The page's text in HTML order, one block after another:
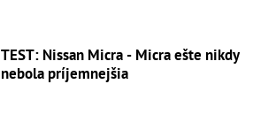
TEST: Nissan Micra - Micra ešte nikdy
nebola príjemnejšia